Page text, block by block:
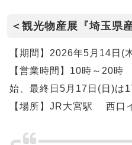
＜観光物産展『埼玉県
【期間】2026年5月14日(
【営業時間】10時～20
始、最終日5月17日(日)は
【場所】JR大宮駅 西口